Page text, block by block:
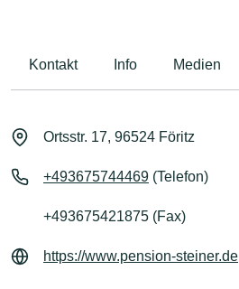
Kontakt Info Medien
Ortsstr. 17, 96524 Föritz
+493675744469 (Telefon)
+493675421875 (Fax)
https://www.pension-steiner.de